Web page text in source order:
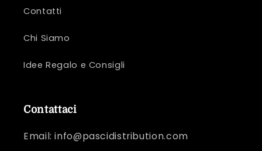
Contatti
Chi Siamo
Idee Regalo e Consigli
Contattaci
Email: info@pascidistribution.com